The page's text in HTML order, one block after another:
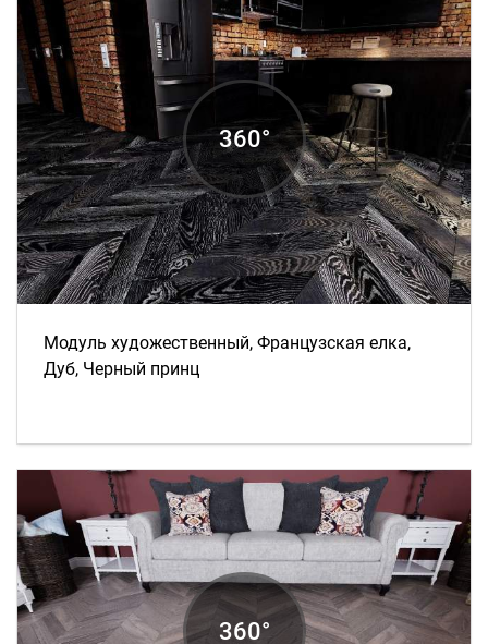
Модуль художественный, Французская елка,
Дуб, Черный принц